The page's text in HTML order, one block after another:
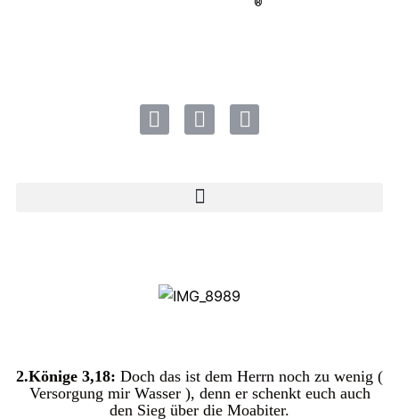
®
2.Könige 3,18: Doch das ist dem Herrn noch zu wenig (
Versorgung mir Wasser ), denn er schenkt euch auch
den Sieg über die Moabiter.